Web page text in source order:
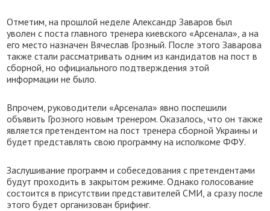
Отметим, на прошлой неделе Александр Заваров был
уволен с поста главного тренера киевского «Арсенала», а на
его место назначен Вячеслав Грозный. После этого Заварова
также стали рассматривать одним из кандидатов на пост в
сборной, но официального подтверждения этой
информации не было.
Впрочем, руководители «Арсенала» явно поспешили
объявить Грозного новым тренером. Оказалось, что он также
является претендентом на пост тренера сборной Украины и
будет представлять свою программу на исполкоме ФФУ.
Заслушивание программ и собеседования с претендентами
будут проходить в закрытом режиме. Однако голосование
состоится в присутствии представителей СМИ, а сразу после
этого будет организован брифинг.